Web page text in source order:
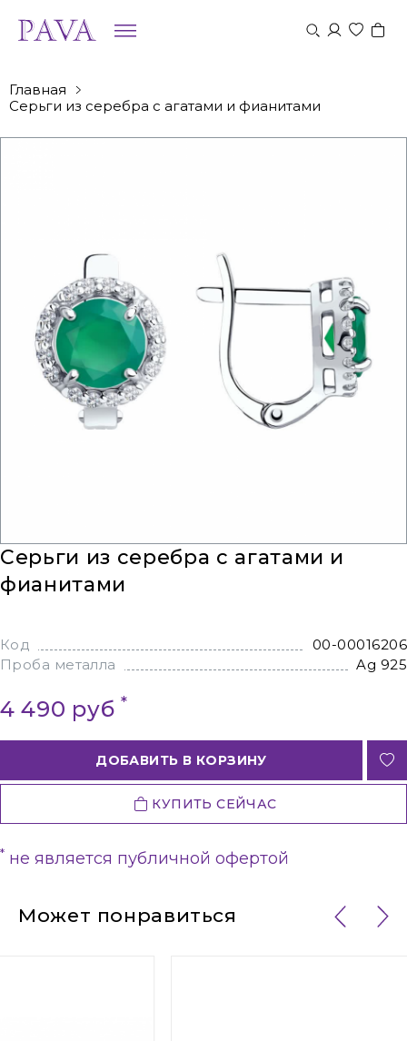
Главная
Серьги из серебра с агатами и фианитами
Серьги из серебра с агатами и
фианитами
Код
00-00016206
Проба металла
Ag 925
4 490 руб*
ДОБАВИТЬ В КОРЗИНУ
КУПИТЬ СЕЙЧАС
* не является публичной офертой
Может понравиться